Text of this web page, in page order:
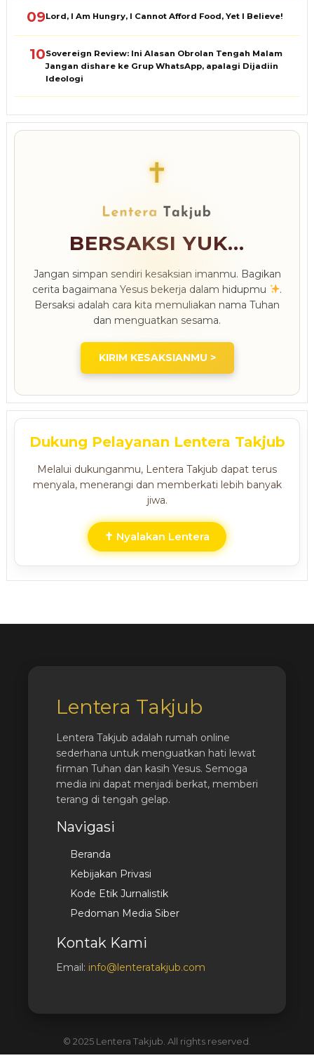
09Lord, I Am Hungry, I Cannot Afford Food, Yet I Believe!
10Sovereign Review: Ini Alasan Obrolan Tengah Malam
Jangan dishare ke Grup WhatsApp, apalagi Dijadiin
Ideologi
✝
BERSAKSI YUK...
Jangan simpan sendiri kesaksian imanmu. Bagikan
cerita bagaimana Yesus bekerja dalam hidupmu
.
Bersaksi adalah cara kita memuliakan nama Tuhan
dan menguatkan sesama.
KIRIM KESAKSIANMU >
Dukung Pelayanan Lentera Takjub
Melalui dukunganmu, Lentera Takjub dapat terus
menyala, menerangi dan memberkati lebih banyak
jiwa.
✝ Nyalakan Lentera
Lentera Takjub
Lentera Takjub adalah rumah online
sederhana untuk menguatkan hati lewat
firman Tuhan dan kasih Yesus. Semoga
media ini dapat menjadi berkat, memberi
terang di tengah gelap.
Navigasi
Beranda
Kebijakan Privasi
Kode Etik Jurnalistik
Pedoman Media Siber
Kontak Kami
Email: info@lenteratakjub.com
© 2025 Lentera Takjub. All rights reserved.